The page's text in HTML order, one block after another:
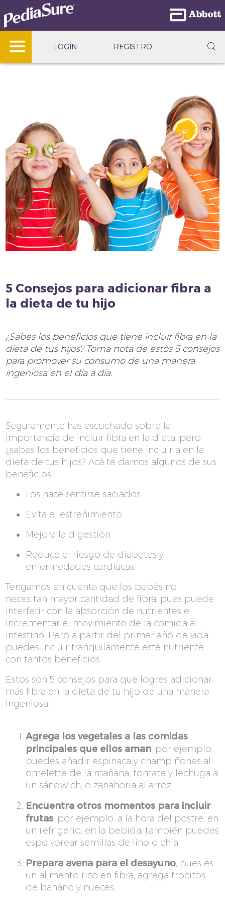
REGISTRO
LOGIN
5 Consejos para adicionar fibra a
la dieta de tu hijo
¿Sabes los beneficios que tiene incluir fibra en la
dieta de tus hijos? Toma nota de estos 5 consejos
para promover su consumo de una manera
ingeniosa en el día a día.
Seguramente has escuchado sobre la
importancia de incluir fibra en la dieta, pero
¿sabes los beneficios que tiene incluirla en la
dieta de tus hijos? Acá te damos algunos de sus
beneficios:
Los hace sentirse saciados
Evita el estreñimiento
Mejora la digestión
Reduce el riesgo de diabetes y
enfermedades cardiacas
Tengamos en cuenta que los bebés no
necesitan mayor cantidad de fibra, pues puede
interferir con la absorción de nutrientes e
incrementar el movimiento de la comida al
intestino. Pero a partir del primer año de vida,
puedes incluir tranquilamente este nutriente
con tantos beneficios.
Estos son 5 consejos para que logres adicionar
más fibra en la dieta de tu hijo de una manera
ingeniosa:
Agrega los vegetales a las comidas
principales que ellos aman, por ejemplo,
puedes añadir espinaca y champiñones al
omelette de la mañana, tomate y lechuga a
un sándwich, o zanahoria al arroz.
Encuentra otros momentos para incluir
frutas, por ejemplo, a la hora del postre, en
un refrigerio, en la bebida, también puedes
espolvorear semillas de lino o chía.
Prepara avena para el desayuno, pues es
un alimento rico en fibra, agrega trocitos
de banano y nueces.